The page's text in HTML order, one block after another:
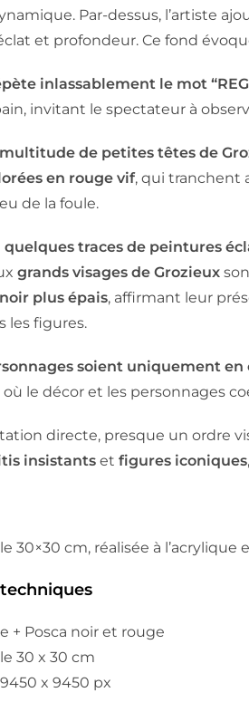
Par-dessus, l’artiste
et profondeur. Ce fond
inlassablement le mot
invitant le spectateur à
multitude de petites têtes de
en rouge vif, qui tranchent
de la foule.
quelques traces de peintures
grands visages de Grozieux
plus épais, affirmant leur
les figures.
soient uniquement en
où le décor et les personnages
directe, presque un ordre
insistants et figures iconiques
30×30 cm, réalisée à
+ Posca noir et rouge
30 x 30 cm
x 9450 px